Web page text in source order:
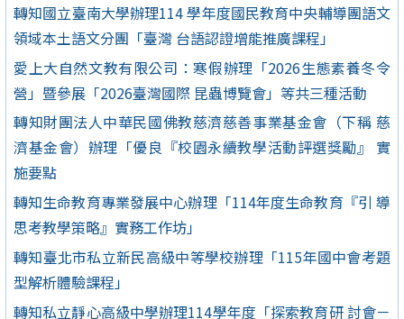
轉知國立臺南大學辦理114 學年度國民教育中央輔導團語文
領域本土語文分團「臺灣 台語認證增能推廣課程」
愛上大自然文教有限公司：寒假辦理「2026生態素養冬令
營」暨參展「2026臺灣國際 昆蟲博覽會」等共三種活動
轉知財團法人中華民國佛教慈濟慈善事業基金會（下稱 慈
濟基金會）辦理「優良『校園永續教學活動評選獎勵』 實
施要點
轉知生命教育專業發展中心辦理「114年度生命教育『引 導
思考教學策略』實務工作坊」
轉知臺北市私立新民高級中等學校辦理「115年國中會考題
型解析體驗課程」
轉知私立靜心高級中學辦理114學年度「探索教育研 討會－